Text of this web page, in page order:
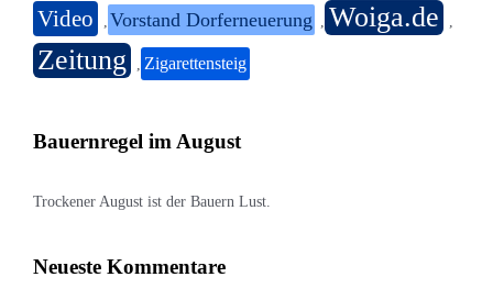
Video Vorstand Dorferneuerung Woiga.de
Zeitung Zigarettensteig
Bauernregel im August
Trockener August ist der Bauern Lust.
Neueste Kommentare